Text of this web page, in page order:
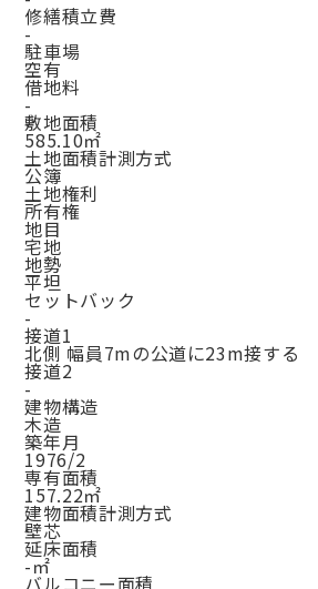
修繕積立費
-
駐車場
空有
借地料
-
敷地面積
585.10㎡
土地面積計測方式
公簿
土地権利
所有権
地目
宅地
地勢
平坦
セットバック
-
接道1
北側 幅員7mの公道に23m接する
接道2
-
建物構造
木造
築年月
1976/2
専有面積
157.22㎡
建物面積計測方式
壁芯
延床面積
-㎡
バルコニー面積